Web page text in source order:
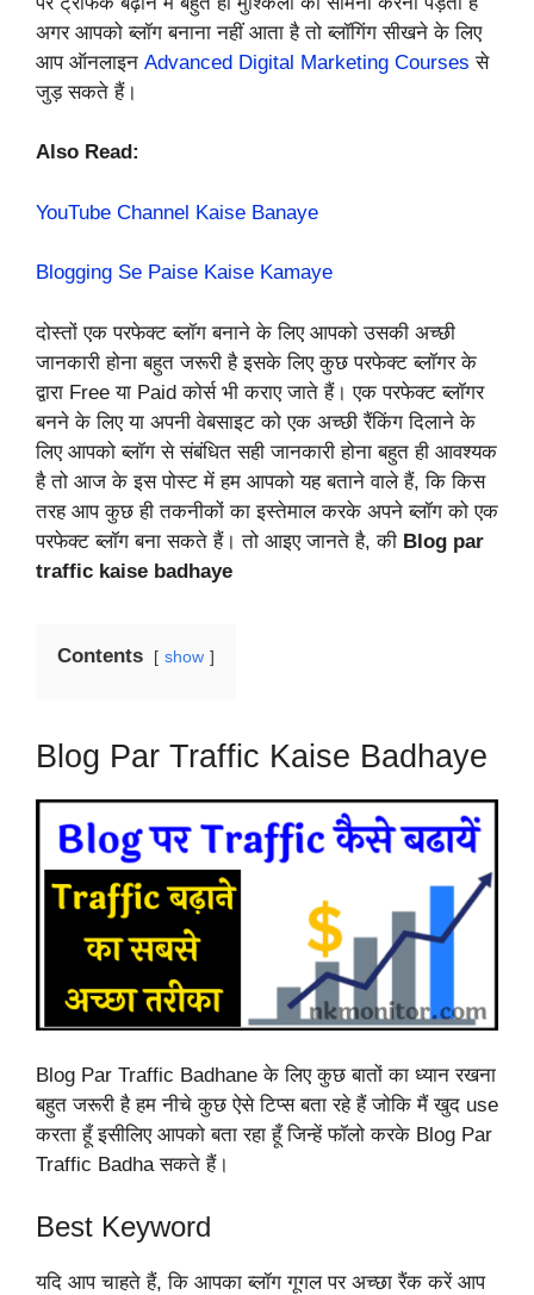
अगर आपको ब्लॉग बनाना नहीं आता है तो ब्लॉगिंग सीखने के लिए
आप ऑनलाइन Advanced Digital Marketing Courses से
जुड़ सकते हैं।
Also Read:
YouTube Channel Kaise Banaye
Blogging Se Paise Kaise Kamaye
दोस्तों एक परफेक्ट ब्लॉग बनाने के लिए आपको उसकी अच्छी
जानकारी होना बहुत जरूरी है इसके लिए कुछ परफेक्ट ब्लॉगर के
द्वारा Free या Paid कोर्स भी कराए जाते हैं। एक परफेक्ट ब्लॉगर
बनने के लिए या अपनी वेबसाइट को एक अच्छी रैंकिंग दिलाने के
लिए आपको ब्लॉग से संबंधित सही जानकारी होना बहुत ही आवश्यक
है तो आज के इस पोस्ट में हम आपको यह बताने वाले हैं, कि किस
तरह आप कुछ ही तकनीकों का इस्तेमाल करके अपने ब्लॉग को एक
परफेक्ट ब्लॉग बना सकते हैं। तो आइए जानते है, की Blog par
traffic kaise badhaye
Contents show
Blog Par Traffic Kaise Badhaye
Blog Par Traffic Badhane के लिए कुछ बातों का ध्यान रखना
बहुत जरूरी है हम नीचे कुछ ऐसे टिप्स बता रहे हैं जोकि मैं खुद use
करता हूँ इसीलिए आपको बता रहा हूँ जिन्हें फॉलो करके Blog Par
Traffic Badha सकते हैं।
Best Keyword
यदि आप चाहते हैं, कि आपका ब्लॉग गूगल पर अच्छा रैंक करें आप